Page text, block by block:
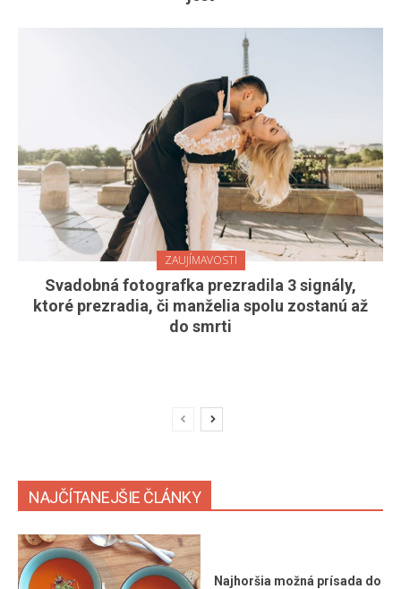
ZAUJÍMAVOSTI
Svadobná fotografka prezradila 3 signály,
ktoré prezradia, či manželia spolu zostanú až
do smrti
NAJČÍTANEJŠIE ČLÁNKY
Najhoršia možná prísada do